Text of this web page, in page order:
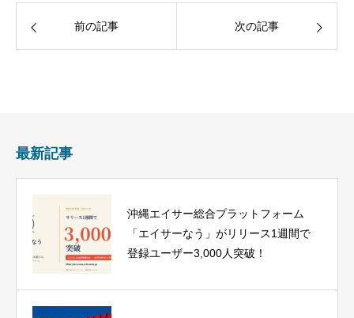
前の記事 次の記事
最新記事
沖縄エイサー総合プラットフォーム
「エイサーなう」がリリース1週間で
登録ユーザー3,000人突破！